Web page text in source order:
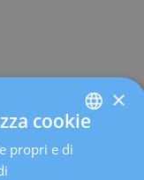
di differenti
radioterapia,
per
personalizzato
SPANISH
×
cookie
propri e di